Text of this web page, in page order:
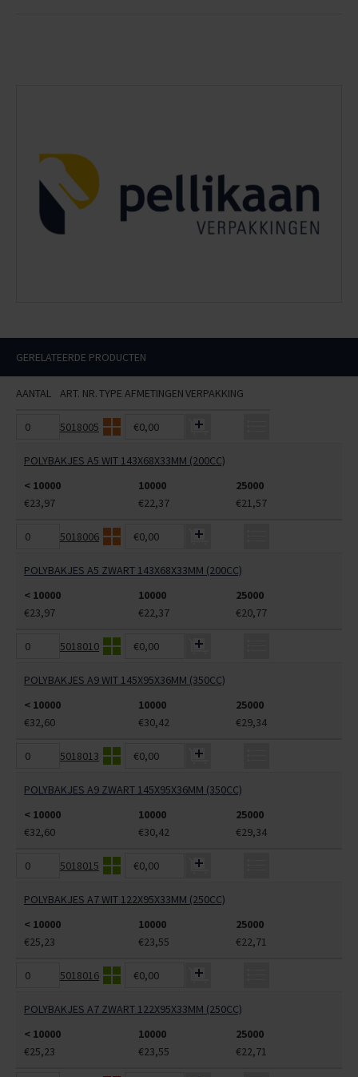
GERELATEERDE PRODUCTEN
AANTAL ART. NR.TYPE AFMETINGENVERPAKKING
5018005 €0,00
POLYBAKJES A5 WIT 143X68X33MM (200CC)
< 10000
10000
25000
€23,97
€22,37 €21,57
5018006 €0,00
POLYBAKJES A5 ZWART 143X68X33MM (200CC)
< 10000
10000
25000
€23,97
€22,37 €20,77
5018010 €0,00
POLYBAKJES A9 WIT 145X95X36MM (350CC)
< 10000
10000
25000
€32,60
€30,42 €29,34
5018013 €0,00
POLYBAKJES A9 ZWART 145X95X36MM (350CC)
< 10000
10000
25000
€32,60
€30,42 €29,34
5018015 €0,00
POLYBAKJES A7 WIT 122X95X33MM (250CC)
< 10000
10000
25000
€25,23
€23,55 €22,71
5018016 €0,00
POLYBAKJES A7 ZWART 122X95X33MM (250CC)
< 10000
10000
25000
€25,23
€23,55 €22,71